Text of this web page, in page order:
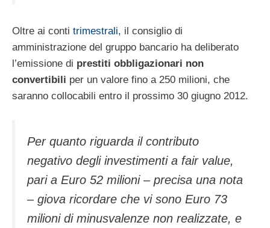
Oltre ai conti trimestrali, il consiglio di
amministrazione del gruppo bancario ha deliberato
l’emissione di prestiti obbligazionari non
convertibili per un valore fino a 250 milioni, che
saranno collocabili entro il prossimo 30 giugno 2012.
Per quanto riguarda il contributo
negativo degli investimenti a fair value,
pari a Euro 52 milioni – precisa una nota
– giova ricordare che vi sono Euro 73
milioni di minusvalenze non realizzate, e